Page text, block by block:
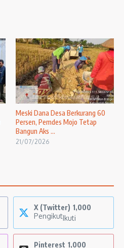
Meski Dana Desa Berkurang 60
Persen, Pemdes Mojo Tetap
Bangun Aks ...
21/07/2026
X (Twitter) 1,000
PengikutIkuti
Pinterest 1,000